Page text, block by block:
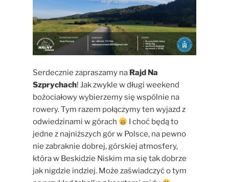
Serdecznie zapraszamy na Rajd Na
Szprychach! Jak zwykle w długi weekend
bożociałowy wybierzemy się wspólnie na
rowery. Tym razem połączymy ten wyjazd z
odwiedzinami w górach
I choć będą to
jedne z najniższych gór w Polsce, na pewno
nie zabraknie dobrej, górskiej atmosfery,
która w Beskidzie Niskim ma się tak dobrze
jak nigdzie indziej. Może zaświadczyć o tym